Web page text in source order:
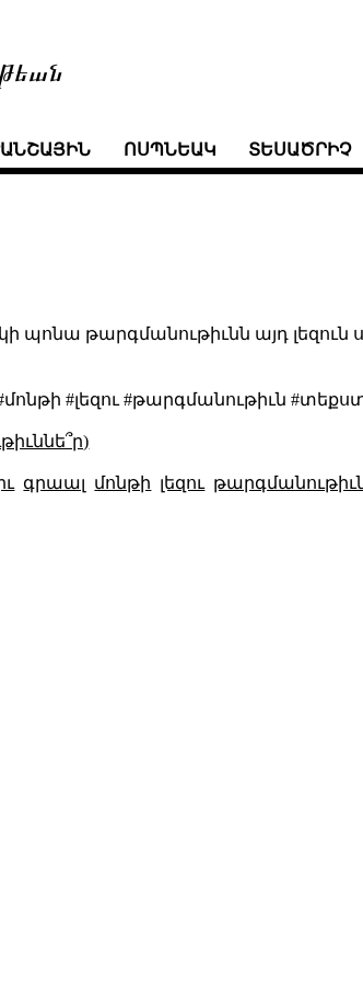
ՈՍՊՆԵԱԿ ՏԵՍԱԾՐԻՉ
պոնա թարգմանութիւնն այդ լեզուն
#լեզու #թարգմանութիւն
գրաալ մոնթի լեզու